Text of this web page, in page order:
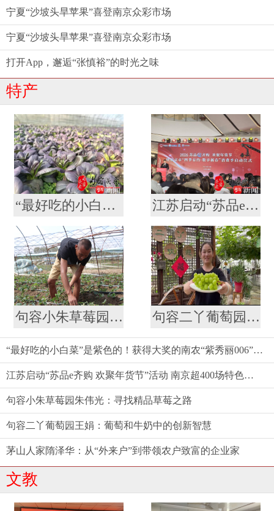
宁夏“沙坡头旱苹果”喜登南京众彩市场
宁夏“沙坡头旱苹果”喜登南京众彩市场
打开App，邂逅“张慎裕”的时光之味
特产
“最好吃的小白菜”是紫色的！获得大奖的南农“紫秀丽006”火了 江苏启动“苏品e齐购 欢聚年货节”活动 南京超400场特色促销活动等你来
句容小朱草莓园朱伟光：寻找精品草莓之路 句容二丫葡萄园王娟：葡萄和牛奶中的创新智慧
“最好吃的小白菜”是紫色的！获得大奖的南农“紫秀丽006”火了
江苏启动“苏品e齐购 欢聚年货节”活动 南京超400场特色促销活动等你来
句容小朱草莓园朱伟光：寻找精品草莓之路
句容二丫葡萄园王娟：葡萄和牛奶中的创新智慧
茅山人家隋泽华：从“外来户”到带领农户致富的企业家
文教